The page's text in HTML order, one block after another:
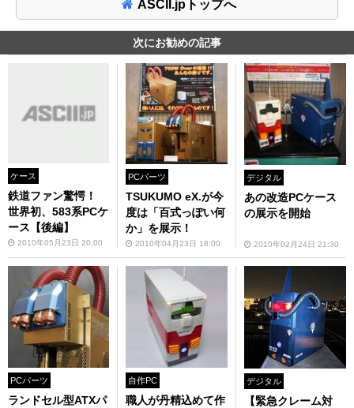
ASCII.jpトップへ
次にお勧めの記事
ケース
鉄道ファン驚愕！
世界初、583系PCケ
ース【後編】
2010年05月23日 20:00
PCパーツ
TSUKUMO eX.が今
度は「百式っぽい何
か」を展示！
2010年04月23日 18:00
デジタル
あの改造PCケース
の展示を開始
2010年02月24日 21:30
PCパーツ
ランドセル型ATXパ
自作PC
職人が丹精込めて作
デジタル
【緊急クレーム対